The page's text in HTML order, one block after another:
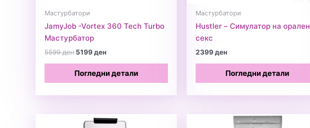
Мастурбатори
JamyJob -Vortex 360 Tech Turbo
Мастурбатор
5599ден Original
5599 ден.
5199денCurrent
5199 ден.
Погледни детали
Мастурбатори
Hustler – Симулатор на орален
секс
2399ден
Погледни детали